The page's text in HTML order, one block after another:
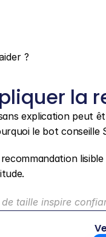
?
la
explication peut
le bot conseille
taille inspire